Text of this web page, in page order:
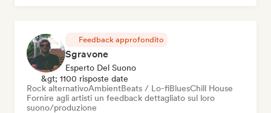
Feedback approfondito
Sgravone
Esperto Del Suono
&gt; 1100 risposte date
Rock alternativoAmbientBeats / Lo-fiBluesChill House
Fornire agli artisti un feedback dettagliato sul loro
suono/produzione